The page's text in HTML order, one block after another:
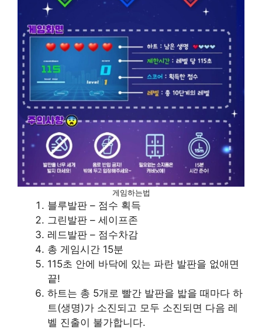
게임하는법
블루발판 – 점수 획득
그린발판 – 세이프존
레드발판 – 점수차감
총 게임시간 15분
115초 안에 바닥에 있는 파란 발판을 없애면
끝!
하트는 총 5개로 빨간 발판을 밟을 때마다 하
트(생명)가 소진되고 모두 소진되면 다음 레
벨 진출이 불가합니다.